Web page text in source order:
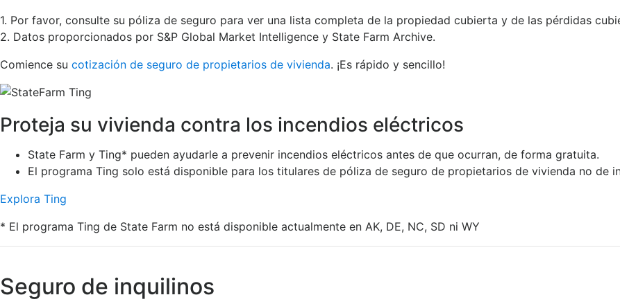
1. Por favor, consulte su póliza de seguro para ver una lista completa de la propiedad cubierta y de las pérdidas
2. Datos proporcionados por S&P Global Market Intelligence y State Farm Archive.
Comience su cotización de seguro de propietarios de vivienda. ¡Es rápido y sencillo!
Proteja su vivienda contra los incendios eléctricos
State Farm y Ting* pueden ayudarle a prevenir incendios eléctricos antes de que ocurran, de forma gratuita.
El programa Ting solo está disponible para los titulares de póliza de seguro de propietarios de vivienda no de
Explora Ting
* El programa Ting de State Farm no está disponible actualmente en AK, DE, NC, SD ni WY
Seguro de inquilinos